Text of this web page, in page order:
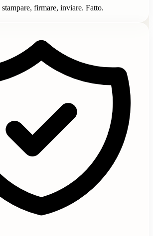
firmare, inviare. Fatto.